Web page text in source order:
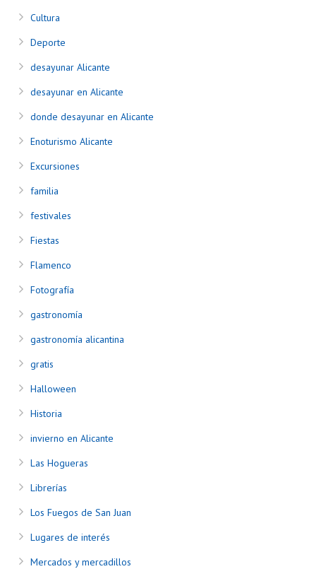
Cultura
Deporte
desayunar Alicante
desayunar en Alicante
donde desayunar en Alicante
Enoturismo Alicante
Excursiones
familia
festivales
Fiestas
Flamenco
Fotografía
gastronomía
gastronomía alicantina
gratis
Halloween
Historia
invierno en Alicante
Las Hogueras
Librerías
Los Fuegos de San Juan
Lugares de interés
Mercados y mercadillos